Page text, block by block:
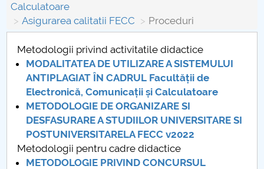
Despre Universitate
Centrul de Management al Proiectelor
Conseil d'administration
Nr. de telefon si adrese Facultăți
Informations sur l'admission
Români de pretutindeni - ADMITERE
Calculatoare
Asigurarea calitatii FECC
Proceduri
Metodologii privind activitatile didactice
MODALITATEA DE UTILIZARE A SISTEMULUI
ANTIPLAGIAT ÎN CADRUL Facultății de
Electronică, Comunicații și Calculatoare
METODOLOGIE DE ORGANIZARE SI
DESFASURARE A STUDIILOR UNIVERSITARE SI
POSTUNIVERSITARELA FECC v2022
Metodologii pentru cadre didactice
METODOLOGIE PRIVIND CONCURSUL